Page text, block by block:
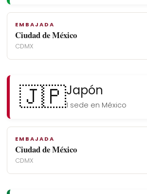
EMBAJADA
Ciudad de México
CDMX
🇯🇵Japón
1 sede en México
EMBAJADA
Ciudad de México
CDMX